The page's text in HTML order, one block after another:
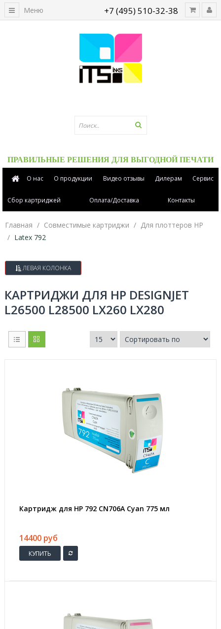
+7 (495) 510-32-38
ПРАВИЛЬНЫЕ РЕШЕНИЯ ДЛЯ ВЫГОДНОЙ ПЕЧАТИ
Меню
О нас О продукции Видео отзывы Дилерам Сервис
Сбор картриджей Оплата/Доставка Контакты
Главная Совместимые картриджи
Для плоттеров HP
Latex 792
ЛЕВАЯ КОЛОНКА
КАРТРИДЖИ ДЛЯ HP DESIGNJET
L26500 L28500 LX260 LX280
Картридж для HP 792 CN706A Cyan 775 мл
14400 руб
КУПИТЬ